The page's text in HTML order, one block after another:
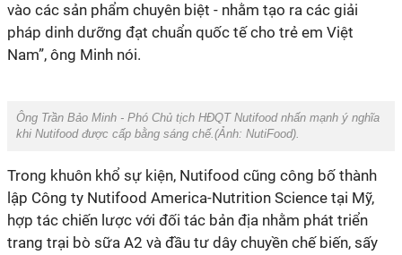
vào các sản phẩm chuyên biệt - nhằm tạo ra các giải
pháp dinh dưỡng đạt chuẩn quốc tế cho trẻ em Việt
khi Nutifood được cấp bằng sáng chế‏.(Ảnh: NutiFood).
Trong khuôn khổ sự kiện, Nutifood cũng công bố thành
lập Công ty Nutifood America-Nutrition Science tại Mỹ,
hợp tác chiến lược với đối tác bản địa nhằm phát triển
trang trại bò sữa A2 và đầu tư dây chuyền chế biến, sấy